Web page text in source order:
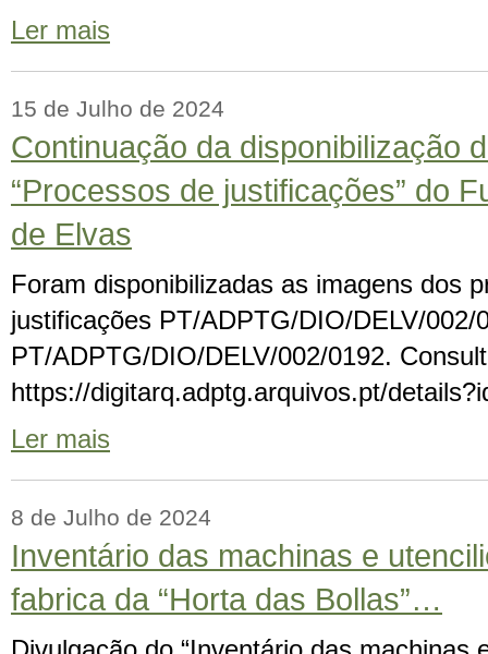
Ler mais
15 de Julho de 2024
Continuação da disponibilização
“Processos de justificações” do
de Elvas
Foram disponibilizadas as imagens dos
justificações PT/ADPTG/DIO/DELV/002/
PT/ADPTG/DIO/DELV/002/0192.
https://digitarq.adptg.arquivos.pt/
Ler mais
8 de Julho de 2024
Inventário das machinas e
fabrica da “Horta das Bollas”…